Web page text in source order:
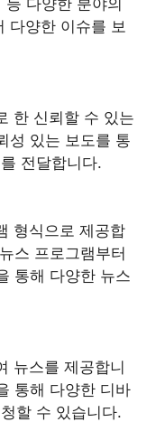
다양한 분야의
다양한 이슈를 보
한 신뢰할 수 있는
성 있는 보도를 통
전달합니다.
형식으로 제공합
스 프로그램부터
통해 다양한 뉴스
뉴스를 제공합니
통해 다양한 디바
할 수 있습니다.